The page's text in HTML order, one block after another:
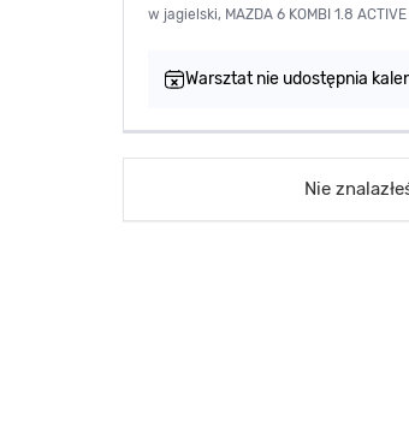
w jagielski, MAZDA 6 KOMBI 1.8
Warsztat nie udostępnia
Nie